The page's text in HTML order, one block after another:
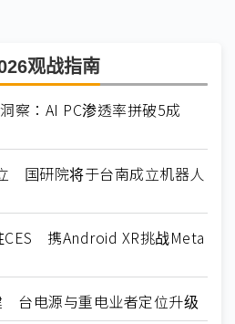
观战指南
察：AI PC渗透率拼破5成
国研院将于台南成立机器人
CES 携Android XR挑战Meta
台电源与重电业者定位升级